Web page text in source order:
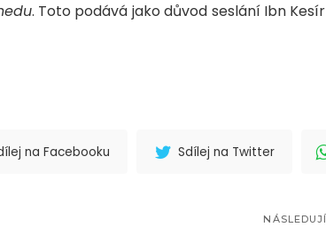
. Toto podává jako důvod seslání Ibn
na Facebooku Sdílej na Twitter